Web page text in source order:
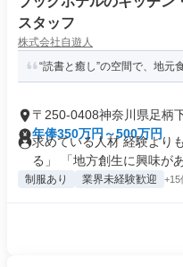
スタッフ
株式会社自遊人
“読書と癒し”の空間で、地元
〒250-0408神奈川県足柄
年俸350万円～500万円
求めている人材 経験より
る」 「地方創生に興味が
制服あり 業界未経験歓迎 +15